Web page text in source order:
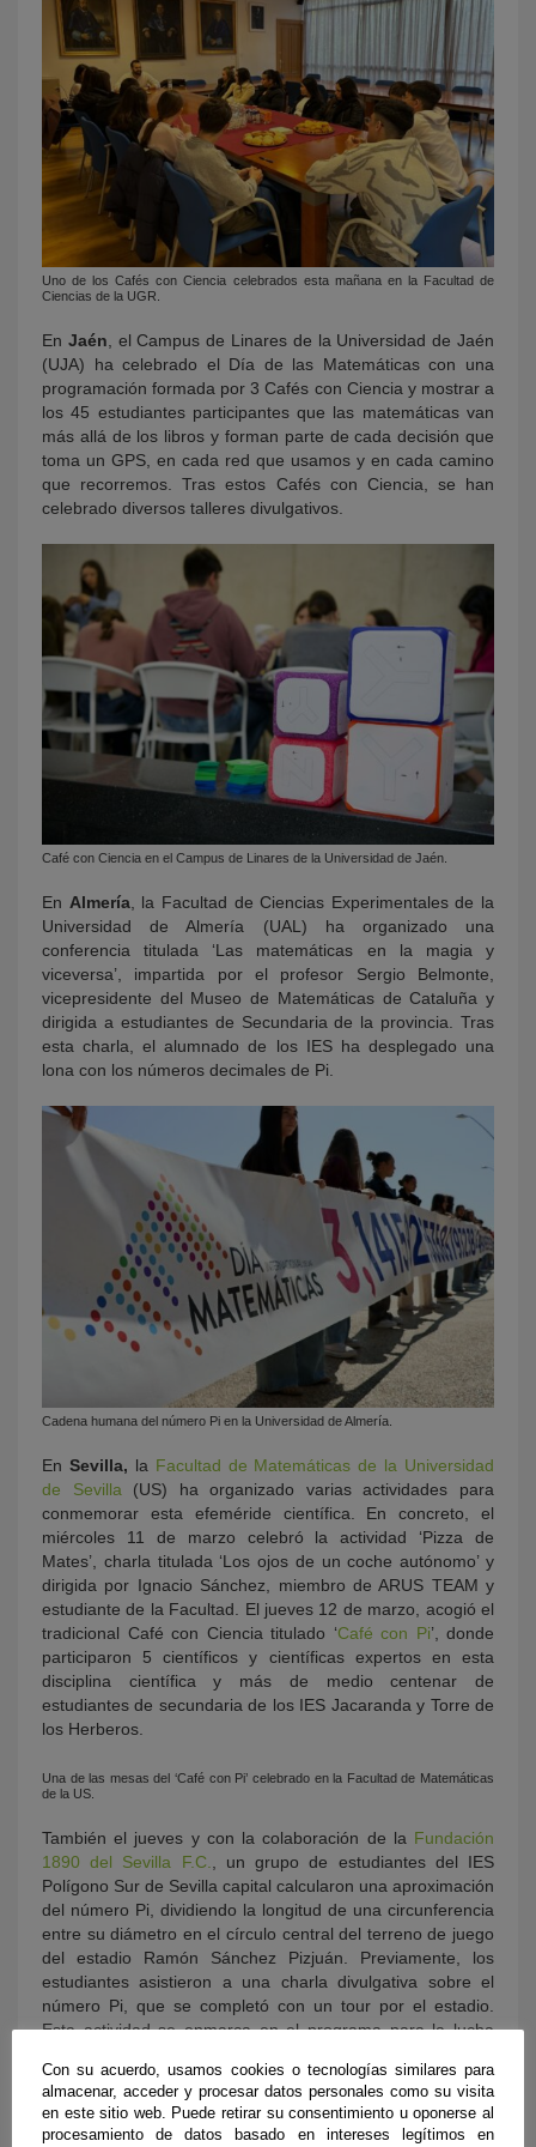
Uno de los Cafés con Ciencia celebrados esta mañana en la Facultad de
Ciencias de la UGR.
En Jaén , el Campus de Linares de la Universidad de Jaén
(UJA) ha celebrado el Día de las Matemáticas con una
programación formada por 3 Cafés con Ciencia y mostrar a
los 45 estudiantes participantes que las matemáticas van
más allá de los libros y forman parte de cada decisión que
toma un GPS, en cada red que usamos y en cada camino
que recorremos. Tras estos Cafés con Ciencia, se han
celebrado diversos talleres divulgativos.
Café con Ciencia en el Campus de Linares de la Universidad de Jaén.
En Almería, la Facultad de Ciencias Experimentales de la
Universidad de Almería (UAL) ha organizado una
conferencia titulada ‘Las matemáticas en la magia y
viceversa’, impartida por el profesor Sergio Belmonte,
vicepresidente del Museo de Matemáticas de Cataluña y
dirigida a estudiantes de Secundaria de la provincia. Tras
esta charla, el alumnado de los IES ha desplegado una
lona con los números decimales de Pi.
Cadena humana del número Pi en la Universidad de Almería.
En Sevilla, la Facultad de Matemáticas de la Universidad
de Sevilla(US) ha organizado varias actividades para
conmemorar esta efeméride científica. En concreto, el
miércoles 11 de marzo celebró la actividad ‘Pizza de
Mates’, charla titulada ‘Los ojos de un coche autónomo’ y
dirigida por Ignacio Sánchez, miembro de ARUS TEAM y
estudiante de la Facultad. El jueves 12 de marzo, acogió el
tradicional Café con Ciencia titulado ‘Café con Pi’, donde
participaron 5 científicos y científicas expertos en esta
disciplina científica y más de medio centenar de
estudiantes de secundaria de los IES Jacaranda y Torre de
los Herberos.
Una de las mesas del ‘Café con Pi’ celebrado en la Facultad de Matemáticas
de la US.
También el jueves y con la colaboración de la Fundación
1890 del Sevilla F.C., un grupo de estudiantes del IES
Polígono Sur de Sevilla capital calcularon una aproximación
del número Pi, dividiendo la longitud de una circunferencia
entre su diámetro en el círculo central del terreno de juego
del estadio Ramón Sánchez Pizjuán. Previamente, los
estudiantes asistieron a una charla divulgativa sobre el
número Pi, que se completó con un tour por el estadio.
Esta actividad se enmarca en el programa para la lucha
Asociación Entre Amigosen la colaboración que la
Fundación 1890.
Con su acuerdo, usamos cookies o tecnologías similares para
almacenar, acceder y procesar datos personales como su visita
en este sitio web. Puede retirar su consentimiento u oponerse al
procesamiento de datos basado en intereses legítimos en